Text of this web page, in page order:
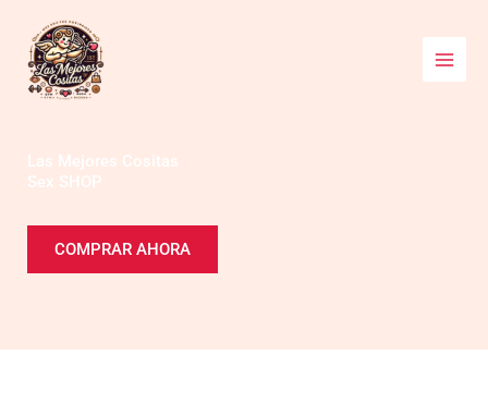
contenido
Las Mejores Cositas
Sex SHOP
COMPRAR AHORA